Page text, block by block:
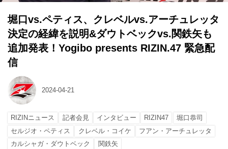
堀口vs.ペティス、クレベルvs.アーチュレッタ
決定の経緯を説明&ダウトベックvs.関鉄矢も
追加発表！Yogibo presents RIZIN.47 緊急配
信
2024-04-21
RIZINニュース 記者会見 インタビュー RIZIN47
堀口恭司
セルジオ・ペティス
クレベル・コイケ
フアン・アーチュレッタ
カルシャガ・ダウトベック
関鉄矢